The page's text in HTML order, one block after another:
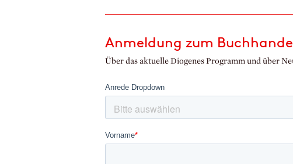
Anmeldung zum
Über das aktuelle Diogenes Programm und über